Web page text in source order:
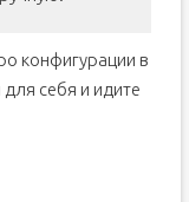
конфигурации в
себя и идите